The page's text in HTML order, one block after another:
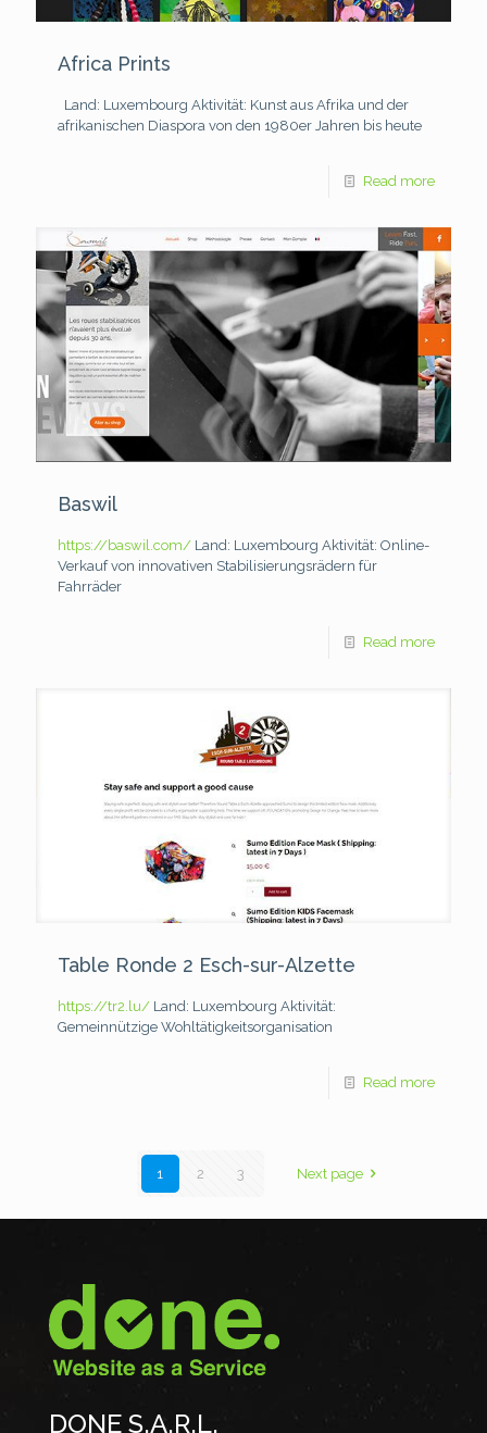
Africa Prints
Land: Luxembourg Aktivität: Kunst aus Afrika und der
afrikanischen Diaspora von den 1980er Jahren bis heute
Read more
Baswil
https://baswil.com/ Land: Luxembourg Aktivität: Online-
Verkauf von innovativen Stabilisierungsrädern für
Fahrräder
Read more
Table Ronde 2 Esch-sur-Alzette
https://tr2.lu/ Land: Luxembourg Aktivität:
Gemeinnützige Wohltätigkeitsorganisation
Read more
1 2 3 Next page
DONE S.A.R.L.